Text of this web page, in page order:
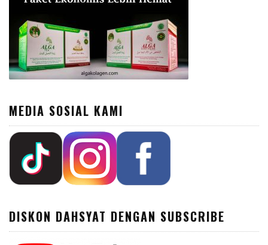
MEDIA SOSIAL KAMI
DISKON DAHSYAT DENGAN SUBSCRIBE